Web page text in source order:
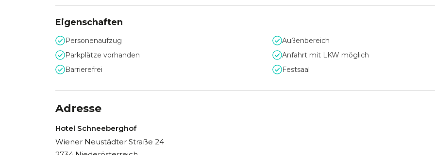
Eigenschaften
Personenaufzug
Außenbereich
Parkplätze vorhanden
Anfahrt mit LKW möglich
Barrierefrei
Festsaal
Adresse
Hotel Schneeberghof
Wiener Neustädter Straße 24